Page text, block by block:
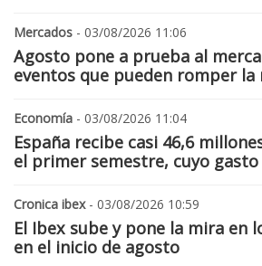
Mercados - 03/08/2026 11:06
Agosto pone a prueba al
eventos que pueden romper la
Economía - 03/08/2026 11:04
España recibe casi 46,6
el primer semestre, cuyo gasto
Cronica ibex- 03/08/2026 10:59
El Ibex sube y pone la mira en
en el inicio de agosto